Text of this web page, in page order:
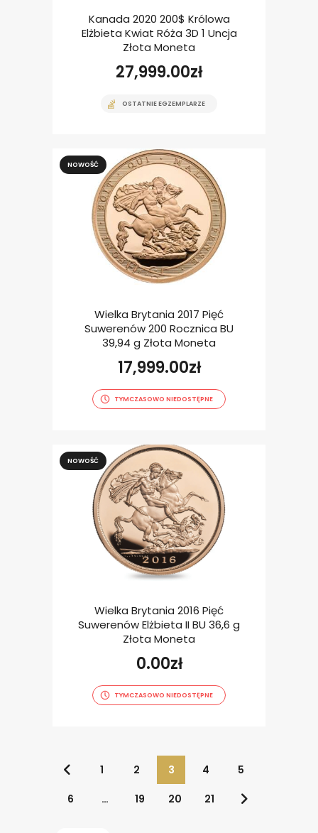
Kanada 2020 200$ Królowa
Elżbieta Kwiat Róża 3D 1 Uncja
Złota Moneta
27,999.00zł
OSTATNIE EGZEMPLARZE
NOWOŚĆ
Wielka Brytania 2017 Pięć
Suwerenów 200 Rocznica BU
39,94 g Złota Moneta
17,999.00zł
TYMCZASOWO NIEDOSTĘPNE
NOWOŚĆ
Wielka Brytania 2016 Pięć
Suwerenów Elżbieta II BU 36,6 g
Złota Moneta
0.00zł
TYMCZASOWO NIEDOSTĘPNE
1 2 3 4 5
6 … 19 20 21